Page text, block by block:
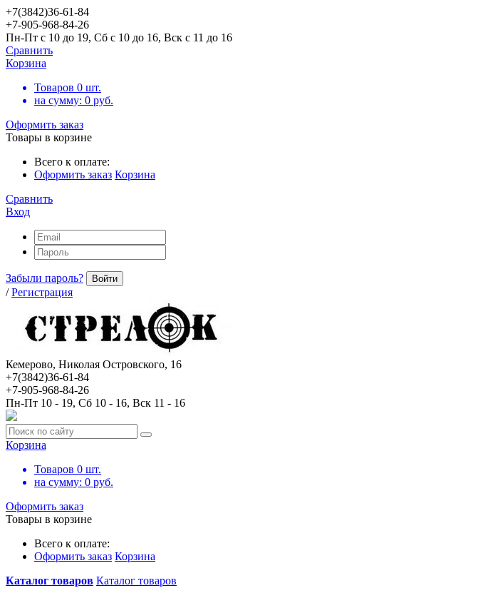
+7(3842)36-61-84
+7-905-968-84-26
Пн-Пт с 10 до 19, Сб с 10 до 16, Вск с 11 до 16
Сравнить
Корзина
Товаров 0 шт.
на сумму: 0 руб.
Оформить заказ
Товары в корзине
Всего к оплате:
Оформить заказ Корзина
Сравнить
Вход
Забыли пароль? Войти
/ Регистрация
Кемерово, Николая Островского, 16
+7(3842)36-61-84
+7-905-968-84-26
Пн-Пт 10 - 19, Сб 10 - 16, Вск 11 - 16
Корзина
Товаров 0 шт.
на сумму: 0 руб.
Оформить заказ
Товары в корзине
Всего к оплате:
Оформить заказ Корзина
Каталог товаров Каталог товаров